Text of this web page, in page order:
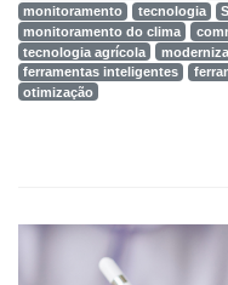
monitoramento
tecnologia
monitoramento do clima
tecnologia agrícola
ferramentas inteligentes
otimização